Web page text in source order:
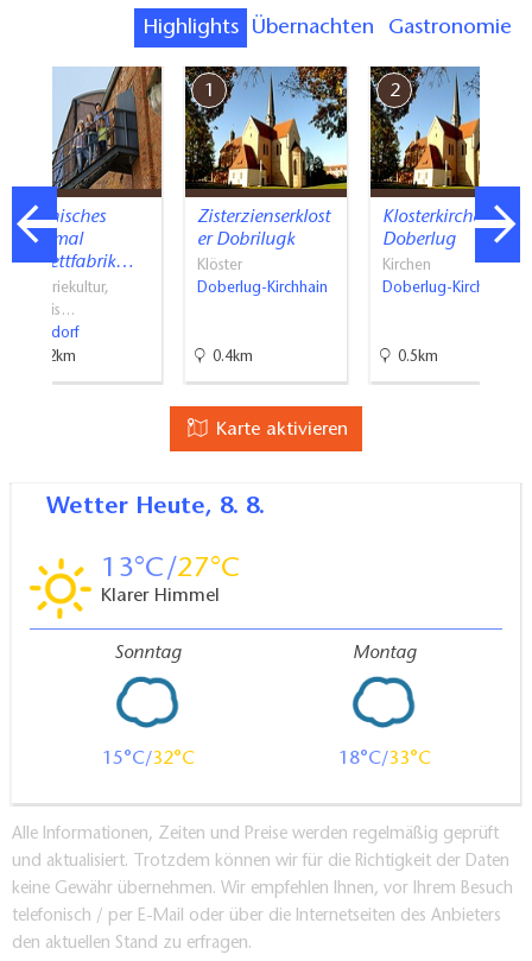
Highlights Übernachten Gastronomie
Technisches
Denkmal
”Brikettfabrik…
Industriekultur,
Historis…
Domsdorf
14.2km
1
Zisterzienserklost
er Dobrilugk
Klöster
Doberlug-Kirchhain
0.4km
2
Klosterkirche
Doberlug
Kirchen
Doberlug-Kirchhain
0.5km
Karte aktivieren
Wetter Heute, 8. 8.
13 27
Klarer Himmel
Sonntag
15 32
Montag
18 33
Alle Informationen, Zeiten und Preise werden regelmäßig geprüft
und aktualisiert. Trotzdem können wir für die Richtigkeit der Daten
keine Gewähr übernehmen. Wir empfehlen Ihnen, vor Ihrem Besuch
telefonisch / per E-Mail oder über die Internetseiten des Anbieters
den aktuellen Stand zu erfragen.